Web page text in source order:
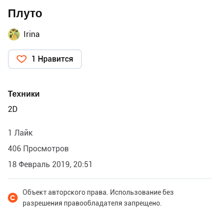
Плуто
Irina
1 Нравится
Техники
2D
1 Лайк
406 Просмотров
18 Февраль 2019, 20:51
Объект авторского права. Использование без
разрешения правообладателя запрещено.